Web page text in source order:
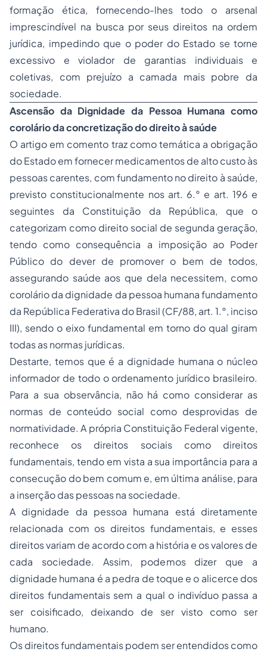
formação ética, fornecendo-lhes todo o arsenal
imprescindível na busca por seus direitos na ordem
jurídica, impedindo que o poder do Estado se torne
excessivo e violador de garantias individuais e
coletivas, com prejuízo a camada mais pobre da
sociedade.
Ascensão da Dignidade da Pessoa Humana como
corolário da concretização do direito à saúde
O artigo em comento traz como temática a obrigação
do Estado em fornecer medicamentos de alto custo às
pessoas carentes, com fundamento no direito à saúde,
previsto constitucionalmente nos art. 6.° e art. 196 e
seguintes da Constituição da República, que o
categorizam como direito social de segunda geração,
tendo como consequência a imposição ao Poder
Público do dever de promover o bem de todos,
assegurando saúde aos que dela necessitem, como
corolário da dignidade da pessoa humana fundamento
da República Federativa do Brasil (CF/88, art. 1.°, inciso
III), sendo o eixo fundamental em torno do qual giram
todas as normas jurídicas.
Destarte, temos que é a dignidade humana o núcleo
informador de todo o ordenamento jurídico brasileiro.
Para a sua observância, não há como considerar as
normas de conteúdo social como desprovidas de
normatividade. A própria Constituição Federal vigente,
reconhece os direitos sociais como direitos
fundamentais, tendo em vista a sua importância para a
consecução do bem comum e, em última análise, para
a inserção das pessoas na sociedade.
A dignidade da pessoa humana está diretamente
relacionada com os direitos fundamentais, e esses
direitos variam de acordo com a história e os valores de
cada sociedade. Assim, podemos dizer que a
dignidade humana é a pedra de toque e o alicerce dos
direitos fundamentais sem a qual o indivíduo passa a
ser coisificado, deixando de ser visto como ser
humano.
Os direitos fundamentais podem ser entendidos como